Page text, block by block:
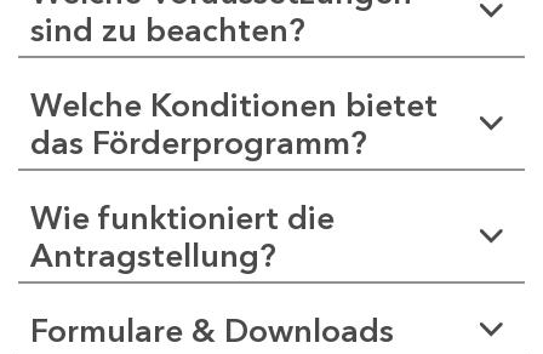
sind zu beachten?
Welche Konditionen bietet
das Förderprogramm?
Wie funktioniert die
Antragstellung?
Formulare & Downloads